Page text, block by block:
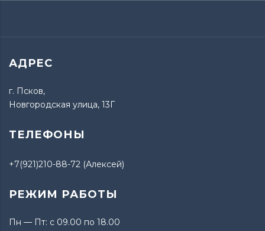
АДРЕС
г. Псков,
Новгородская улица, 13Г
ТЕЛЕФОНЫ
+7(921)210-88-72 (Алексей)
РЕЖИМ РАБОТЫ
Пн — Пт: с 09.00 по 18.00